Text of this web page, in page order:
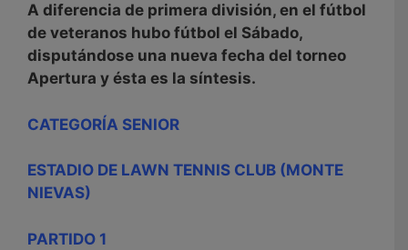
A diferencia de primera división, en el fútbol
de veteranos hubo fútbol el Sábado,
disputándose una nueva fecha del torneo
Apertura y ésta es la síntesis.
CATEGORÍA SENIOR
ESTADIO DE LAWN TENNIS CLUB (MONTE
NIEVAS)
PARTIDO 1